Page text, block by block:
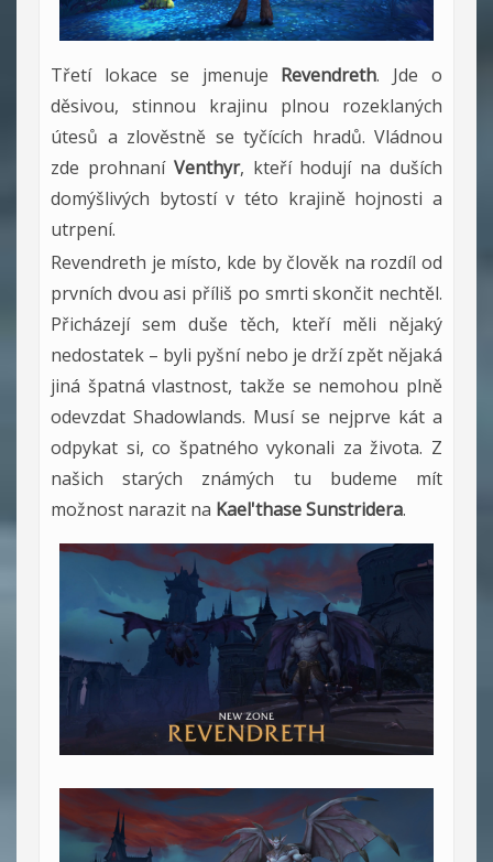
Třetí lokace se jmenuje Revendreth. Jde o
děsivou, stinnou krajinu plnou rozeklaných
útesů a zlověstně se tyčících hradů. Vládnou
zde prohnaní Venthyr, kteří hodují na duších
domýšlivých bytostí v této krajině hojnosti a
utrpení.
Revendreth je místo, kde by člověk na rozdíl od
prvních dvou asi příliš po smrti skončit nechtěl.
Přicházejí sem duše těch, kteří měli nějaký
nedostatek – byli pyšní nebo je drží zpět nějaká
jiná špatná vlastnost, takže se nemohou plně
odevzdat Shadowlands. Musí se nejprve kát a
odpykat si, co špatného vykonali za života. Z
našich starých známých tu budeme mít
možnost narazit na Kael'thase Sunstridera.